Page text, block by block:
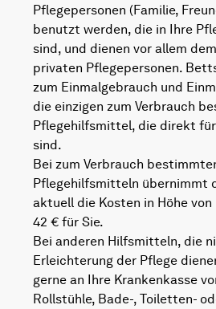
Pflegepersonen (Familie,
benutzt werden, die in Ihre
sind, und dienen vor allem
privaten Pflegepersonen.
zum Einmalgebrauch und
die einzigen zum Verbrauch
Pflegehilfsmittel, die direkt für
sind.
Bei zum Verbrauch
Pflegehilfsmitteln übernimmt
aktuell die Kosten in Höhe
42 € für Sie.
Bei anderen Hilfsmitteln, die
Erleichterung der Pflege
gerne an Ihre Krankenkasse
Rollstühle, Bade-, Toiletten-